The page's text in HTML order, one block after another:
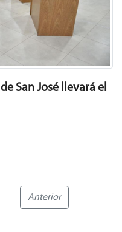
San José llevará el
Anterior